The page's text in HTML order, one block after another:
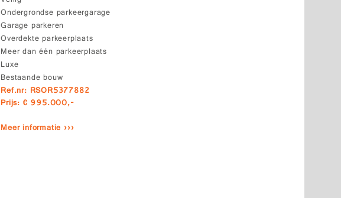
Ondergrondse parkeergarage
Garage parkeren
Overdekte parkeerplaats
Meer dan één parkeerplaats
Luxe
Bestaande bouw
Ref.nr: RSOR5377882
Prijs: € 995.000,-
Meer informatie ›››